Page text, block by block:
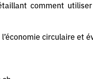
comment
circulaire et